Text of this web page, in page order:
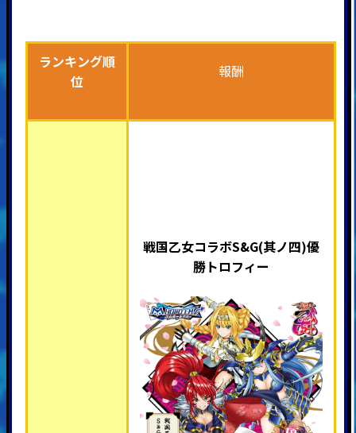
ランキング順
位
報酬
戦国乙女コラボS&G(其ノ四)優
勝トロフィー